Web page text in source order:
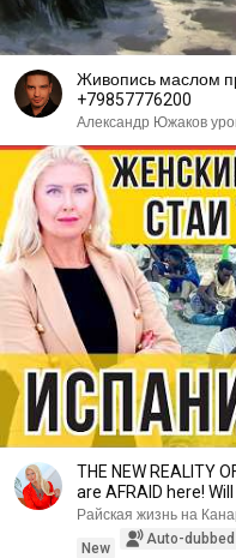
Живопись маслом
+79857776200
Александр Южаков
THE NEW REALITY
are AFRAID here!
n...
Райская жизнь на
New
Auto-dubbed